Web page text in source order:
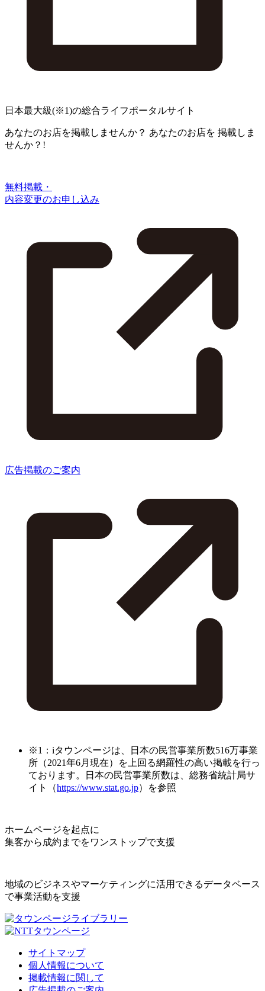
日本最大級(※1)の総合ライフポータルサイト
あなたのお店を掲載しませんか？ あなたのお店を 掲載しま
せんか？!
無料掲載・
内容変更のお申し込み
広告掲載のご案内
※1：iタウンページは、日本の民営事業所数516万事業
所（2021年6月現在）を上回る網羅性の高い掲載を行っ
ております。日本の民営事業所数は、総務省統計局サ
イト（https://www.stat.go.jp）を参照
ホームページを起点に
集客から成約までをワンストップで支援
地域のビジネスやマーケティングに活用できるデータベース
で事業活動を支援
サイトマップ
個人情報について
掲載情報に関して